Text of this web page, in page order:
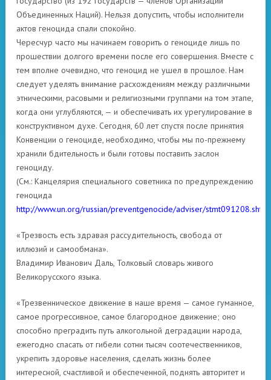
Объединенных Наций). Нельзя допустить, чтобы исполнители
актов геноцида спали спокойно.
Чересчур часто мы начинаем говорить о геноциде лишь по
прошествии долгого времени после его совершения. Вместе с
тем вполне очевидно, что геноцид не ушел в прошлое. Нам
следует уделять внимание расхождениям между различными
этническими, расовыми и религиозными группами на том этапе,
когда они углубляются, — и обеспечивать их урегулирование в
конструктивном духе. Сегодня, 60 лет спустя после принятия
Конвенции о геноциде, необходимо, чтобы мы по-прежнему
хранили бдительность и были готовы поставить заслон
геноциду.
(Cм.: Канцелярия специального советника по предупреждению
геноцида
http://www.un.org/russian/preventgenocide/adviser/stmt091208.shtml
«Трезвость есть здравая рассудительность, свобода от
иллюзий и самообмана».
Владимир Иванович Даль, Толковый словарь живого
Великорусского языка.
«Трезвенническое движение в наше время — самое гуманное,
самое прогрессивное, самое благородное движение; оно
способно преградить путь алкогольной деградации народа,
ежегодно спасать от гибели сотни тысяч соотечественников,
укрепить здоровье населения, сделать жизнь более
интересной, счастливой и обеспеченной, поднять авторитет и